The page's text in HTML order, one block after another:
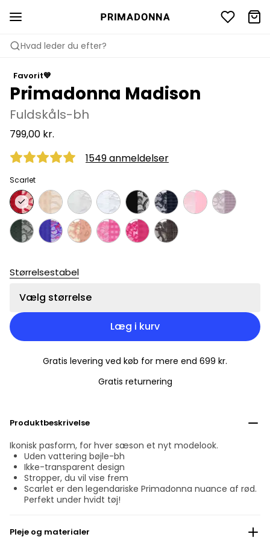
Hvad leder du efter?
Favorit💙
Primadonna Madison
Fuldskåls-bh
799,00 kr.
1549 anmeldelser
Scarlet
Størrelsestabel
Vælg størrelse
Læg i kurv
Gratis levering ved køb for mere end 699 kr.
Gratis returnering
Produktbeskrivelse
Ikonisk pasform, for hver sæson et nyt modelook.
Uden vattering bøjle-bh
Ikke-transparent design
Stropper, du vil vise frem
Scarlet er den legendariske Primadonna nuance af rød.
Perfekt under hvidt tøj!
Pleje og materialer